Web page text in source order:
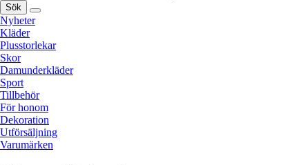
Sök
Nyheter
Kläder
Plusstorlekar
Skor
Damunderkläder
Sport
Tillbehör
För honom
Dekoration
Utförsäljning
Varumärken